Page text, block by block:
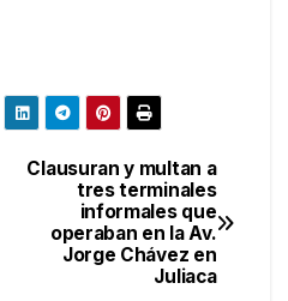
Clausuran y multan a
tres terminales
informales que
operaban en la Av.
Jorge Chávez en
Juliaca